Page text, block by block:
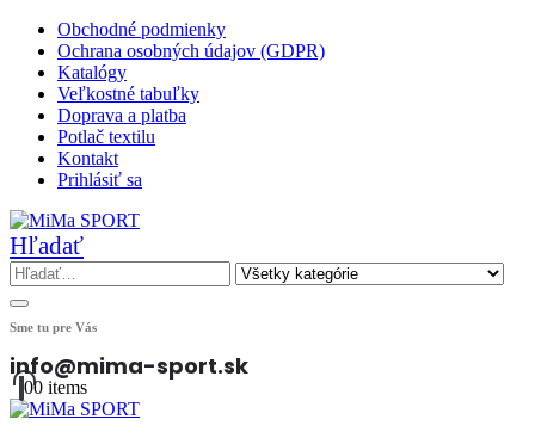
Obchodné podmienky
Ochrana osobných údajov (GDPR)
Katalógy
Veľkostné tabuľky
Doprava a platba
Potlač textilu
Kontakt
Prihlásiť sa
Hľadať
Sme tu pre Vás
info@mima-sport.sk
00 items